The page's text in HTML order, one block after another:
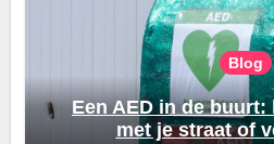
Blog
Een AED in de buurt:
met je straat of